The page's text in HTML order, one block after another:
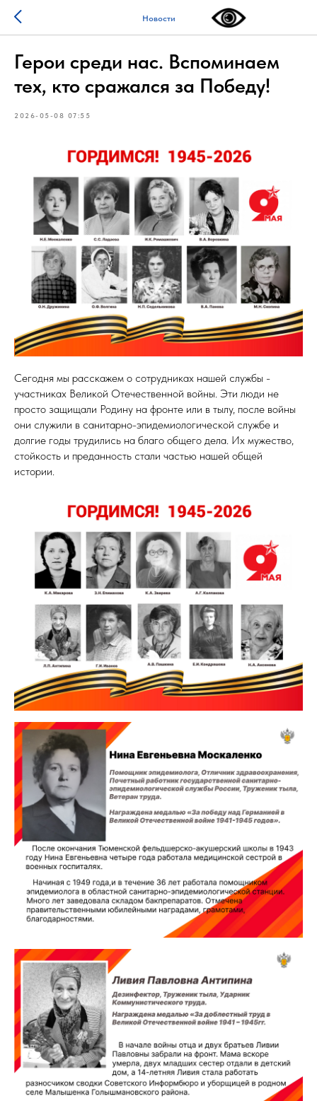
Новости
Герои среди нас. Вспоминаем
тех, кто сражался за Победу!
2026-05-08 07:55
Сегодня мы расскажем о сотрудниках нашей службы -
участниках Великой Отечественной войны. Эти люди не
просто защищали Родину на фронте или в тылу, после войны
они служили в санитарно-эпидемиологической службе и
долгие годы трудились на благо общего дела. Их мужество,
стойкость и преданность стали частью нашей общей
истории.